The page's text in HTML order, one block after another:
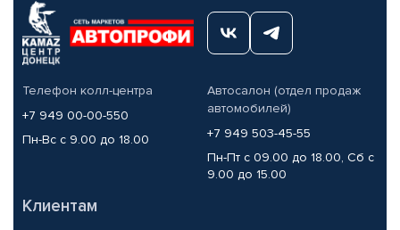
Телефон колл-центра
+7 949 00-00-550
Пн-Вс с 9.00 до 18.00
Автосалон (отдел продаж
автомобилей)
+7 949 503-45-55
Пн-Пт с 09.00 до 18.00, Сб с
9.00 до 15.00
Клиентам